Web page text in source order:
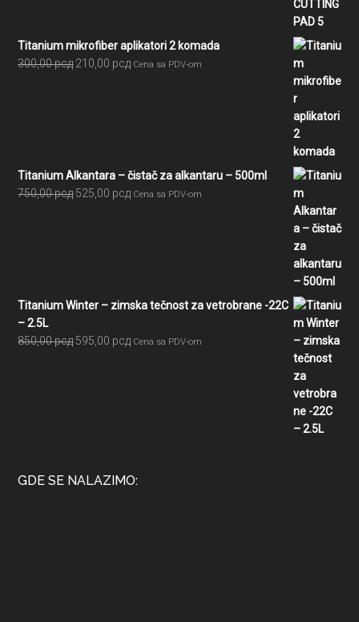
Titanium mikrofiber aplikatori 2 komada
300,00рсд Originalna
210,00 рсдTrenutna
Cena sa PDV-om
Titanium Alkantara – čistač za alkantaru – 500ml
750,00рсд Originalna
525,00 рсдTrenutna
Cena sa PDV-om
Titanium Winter – zimska tečnost za vetrobrane -22C
– 2.5L
850,00рсд Originalna
595,00 рсдTrenutna
Cena sa PDV-om
GDE SE NALAZIMO: